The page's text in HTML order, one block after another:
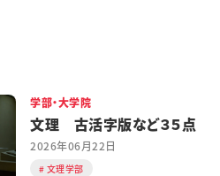
学部・大学院
文理 古活字版など３５点
2026年06月22日
文理学部